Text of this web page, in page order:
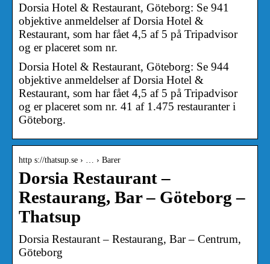
Dorsia Hotel & Restaurant, Göteborg: Se 941
objektive anmeldelser af Dorsia Hotel &
Restaurant, som har fået 4,5 af 5 på Tripadvisor
og er placeret som nr.
Dorsia Hotel & Restaurant, Göteborg: Se 944
objektive anmeldelser af Dorsia Hotel &
Restaurant, som har fået 4,5 af 5 på Tripadvisor
og er placeret som nr. 41 af 1.475 restauranter i
Göteborg.
http s://thatsup.se › … › Barer
Dorsia Restaurant –
Restaurang, Bar – Göteborg –
Thatsup
Dorsia Restaurant – Restaurang, Bar – Centrum,
Göteborg